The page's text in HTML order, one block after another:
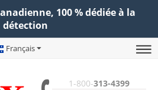
100 % dédiée à la
détection
Français
1-800-313-4399